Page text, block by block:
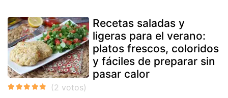
Recetas saladas y
ligeras para el verano:
platos frescos, coloridos
y fáciles de preparar sin
pasar calor